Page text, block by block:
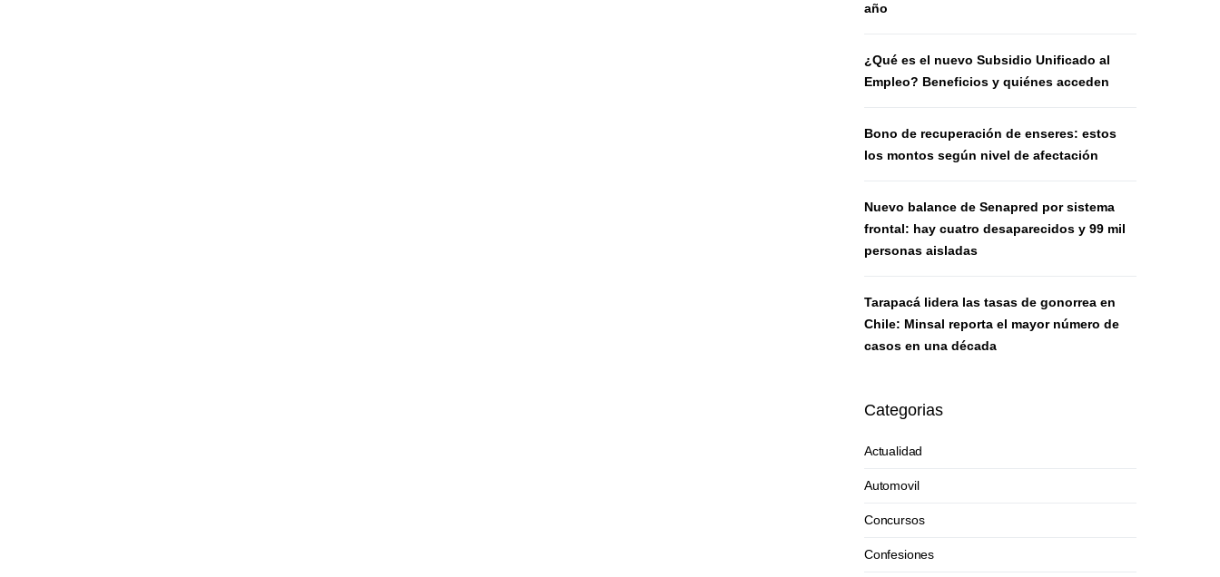
año
¿Qué es el nuevo Subsidio Unificado al
Empleo? Beneficios y quiénes acceden
Bono de recuperación de enseres: estos
los montos según nivel de afectación
Nuevo balance de Senapred por sistema
frontal: hay cuatro desaparecidos y 99 mil
personas aisladas
Tarapacá lidera las tasas de gonorrea en
Chile: Minsal reporta el mayor número de
casos en una década
Categorias
Actualidad
Automovil
Concursos
Confesiones